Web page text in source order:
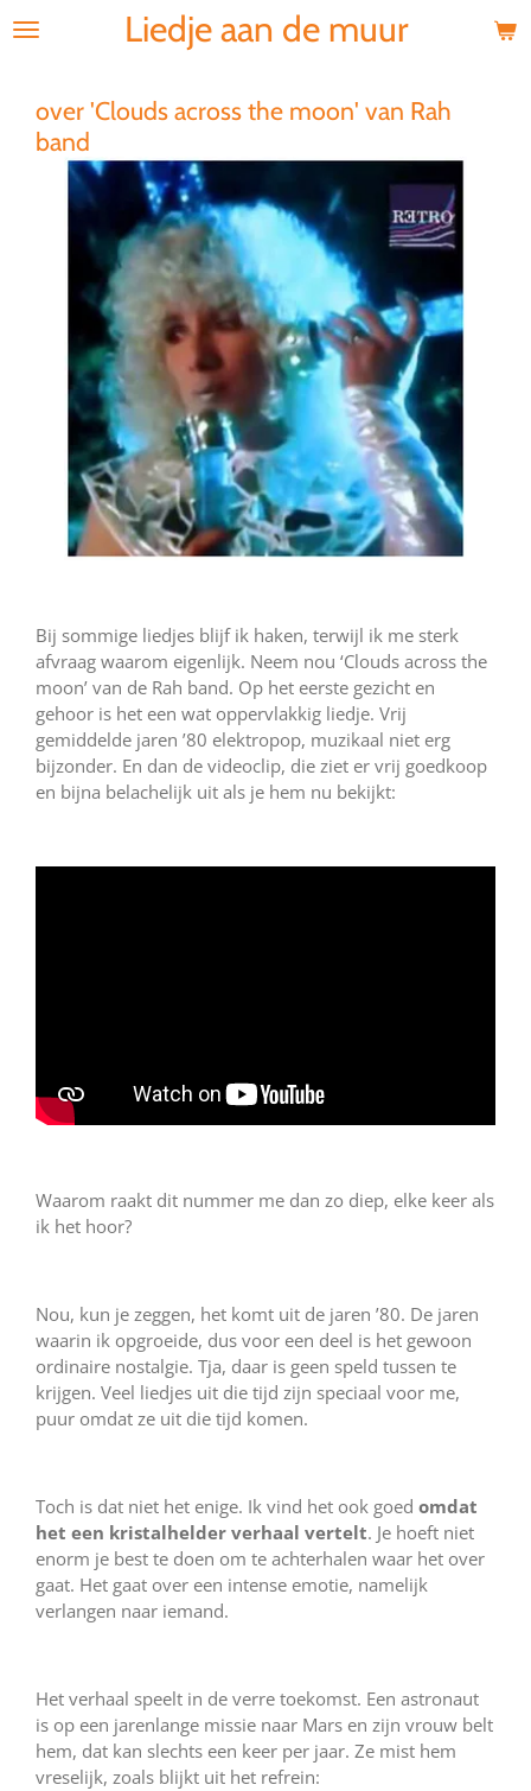
Ga
hoofdinhoud
Liedje aan de muur
over 'Clouds across the moon' van Rah
band
Bij sommige liedjes blijf ik haken, terwijl ik me sterk
afvraag waarom eigenlijk. Neem nou ‘Clouds across the
moon’ van de Rah band. Op het eerste gezicht en
gehoor is het een wat oppervlakkig liedje. Vrij
gemiddelde jaren ’80 elektropop, muzikaal niet erg
bijzonder. En dan de videoclip, die ziet er vrij goedkoop
en bijna belachelijk uit als je hem nu bekijkt:
Waarom raakt dit nummer me dan zo diep, elke keer als
ik het hoor?
Nou, kun je zeggen, het komt uit de jaren ’80. De jaren
waarin ik opgroeide, dus voor een deel is het gewoon
ordinaire nostalgie. Tja, daar is geen speld tussen te
krijgen. Veel liedjes uit die tijd zijn speciaal voor me,
puur omdat ze uit die tijd komen.
Toch is dat niet het enige. Ik vind het ook goed omdat
het een kristalhelder verhaal vertelt. Je hoeft niet
enorm je best te doen om te achterhalen waar het over
gaat. Het gaat over een intense emotie, namelijk
verlangen naar iemand.
Het verhaal speelt in de verre toekomst. Een astronaut
is op een jarenlange missie naar Mars en zijn vrouw belt
hem, dat kan slechts een keer per jaar. Ze mist hem
vreselijk, zoals blijkt uit het refrein: